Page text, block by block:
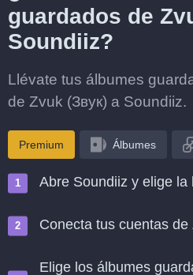
guardados de
Soundiiz?
Llévate tus álbumes
de Zvuk (Звук) a Soundiiz.
Premium Álbumes
Abre Soundiiz y elige
Conecta tus cuentas
Elige los álbumes